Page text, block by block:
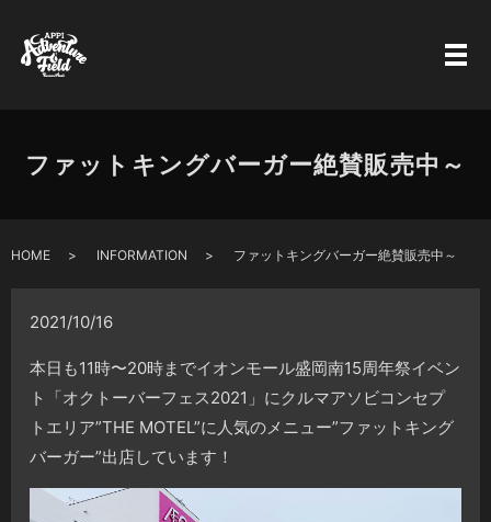
ファットキングバーガー絶賛販売中～
HOME INFORMATION ファットキングバーガー絶賛販売中～
2021/10/16
本日も11時〜20時までイオンモール盛岡南15周年祭イベン
ト「オクトーバーフェス2021」にクルマアソビコンセプ
トエリア”THE MOTEL”に人気のメニュー”ファットキング
バーガー”出店しています！